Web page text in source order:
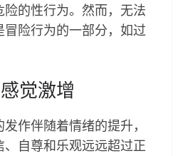
的性行为。然而，无法
险行为的一部分，如过
觉激增
作伴随着情绪的提升，
自尊和乐观远远超过正